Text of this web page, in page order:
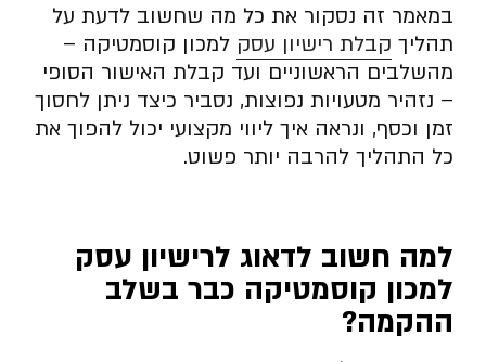
במאמר זה נסקור את כל מה שחשוב לדעת על
תהליך קבלת רישיון עסק למכון קוסמטיקה –
מהשלבים הראשוניים ועד קבלת האישור הסופי
– נזהיר מטעויות נפוצות, נסביר כיצד ניתן לחסוך
זמן וכסף, ונראה איך ליווי מקצועי יכול להפוך את
כל התהליך להרבה יותר פשוט.
למה חשוב לדאוג לרישיון עסק
למכון קוסמטיקה כבר בשלב
ההקמה?